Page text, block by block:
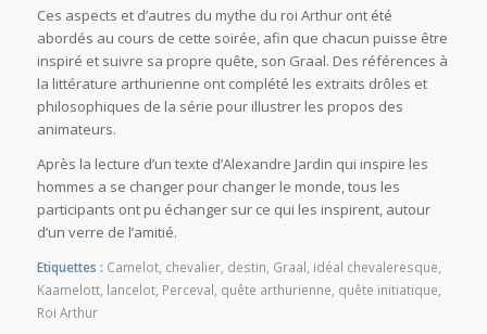
Ces aspects et d’autres du mythe du roi Arthur ont été
abordés au cours de cette soirée, afin que chacun puisse être
inspiré et suivre sa propre quête, son Graal. Des références à
la littérature arthurienne ont complété les extraits drôles et
philosophiques de la série pour illustrer les propos des
animateurs.
Après la lecture d’un texte d’Alexandre Jardin qui inspire les
hommes a se changer pour changer le monde, tous les
participants ont pu échanger sur ce qui les inspirent, autour
d’un verre de l’amitié.
Etiquettes : Camelot, chevalier, destin, Graal, idéal chevaleresque,
Kaamelott, lancelot, Perceval, quête arthurienne, quête initiatique,
Roi Arthur